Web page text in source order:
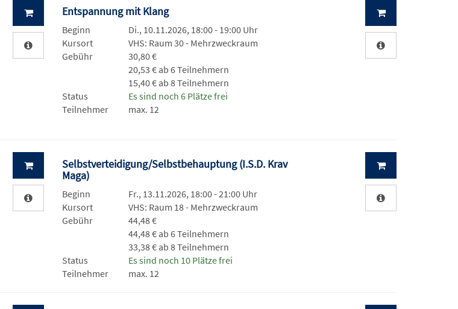
Entspannung mit Klang
Beginn
Di., 10.11.2026, 18:00 - 19:00 Uhr
Kursort
VHS: Raum 30 - Mehrzweckraum
Gebühr
30,80 €
20,53 € ab 6 Teilnehmern
15,40 € ab 8 Teilnehmern
Status
Es sind noch 6 Plätze frei
Teilnehmer
max. 12
Selbstverteidigung/Selbstbehauptung (I.S.D. Krav
Maga)
Beginn
Fr., 13.11.2026, 18:00 - 21:00 Uhr
Kursort
VHS: Raum 18 - Mehrzweckraum
Gebühr
44,48 €
44,48 € ab 6 Teilnehmern
33,38 € ab 8 Teilnehmern
Status
Es sind noch 10 Plätze frei
Teilnehmer
max. 12